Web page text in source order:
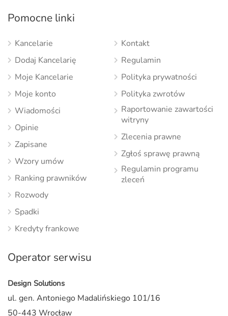
Pomocne linki
Kancelarie
Dodaj Kancelarię
Moje Kancelarie
Moje konto
Wiadomości
Opinie
Zapisane
Wzory umów
Ranking prawników
Rozwody
Spadki
Kredyty frankowe
Kontakt
Regulamin
Polityka prywatności
Polityka zwrotów
Raportowanie zawartości
witryny
Zlecenia prawne
Zgłoś sprawę prawną
Regulamin programu
zleceń
Operator serwisu
Design Solutions
ul. gen. Antoniego Madalińskiego 101/16
50-443 Wrocław